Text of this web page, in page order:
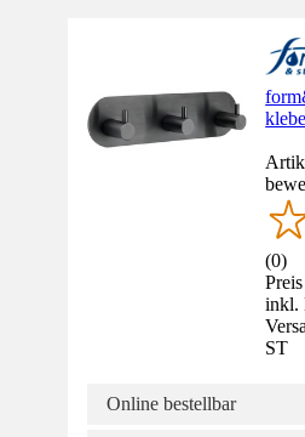
(0)
inkl.
ST
Online bestellbar